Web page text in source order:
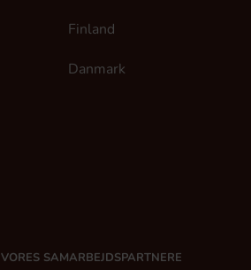
Finland
Danmark
VORES SAMARBEJDSPARTNERE